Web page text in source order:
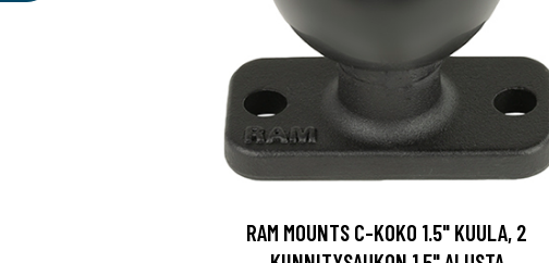
RAM MOUNTS C-KOKO 1.5" KUULA, 2